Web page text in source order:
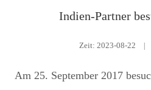
Indien-Partner
Zeit: 2023-08-22 |
Am 25. September 2017